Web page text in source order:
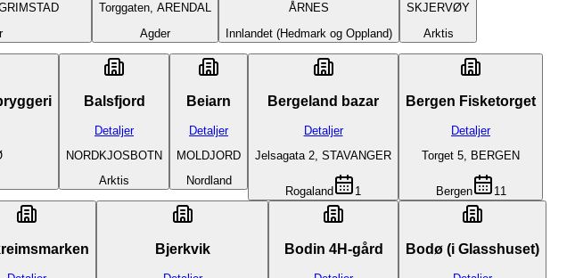
Torggaten, ARENDAL
Agder
ÅRNES
Innlandet (Hedmark og Oppland)
SKJERVØY
Arktis
Balsfjord
Detaljer
NORDKJOSBOTN
Arktis
Beiarn
Detaljer
MOLDJORD
Nordland
Bergeland bazar
Detaljer
Jelsagata 2, STAVANGER
Rogaland 1
Bergen Fisketorget
Detaljer
Torget 5, BERGEN
Bergen 11
Bjerkvik Bodin 4H-gård Bodø (i Glasshuset)